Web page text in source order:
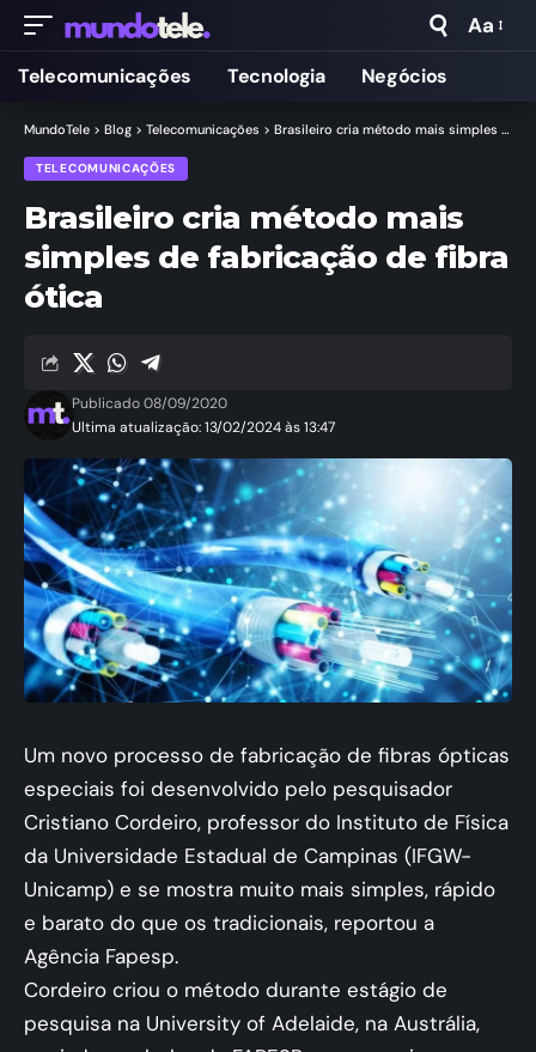
Aa
Telecomunicações Tecnologia Negócios
MundoTele > Blog > Telecomunicações > Brasileiro cria método mais simples de fabricação de fibra ótica
TELECOMUNICAÇÕES
Brasileiro cria método mais
simples de fabricação de fibra
ótica
Ultima atualização: 13/02/2024 às 13:47
Publicado 08/09/2020
Um novo processo de fabricação de fibras ópticas
especiais foi desenvolvido pelo pesquisador
Cristiano Cordeiro, professor do Instituto de Física
da Universidade Estadual de Campinas (IFGW-
Unicamp) e se mostra muito mais simples, rápido
e barato do que os tradicionais, reportou a
Agência Fapesp.
Cordeiro criou o método durante estágio de
pesquisa na University of Adelaide, na Austrália,